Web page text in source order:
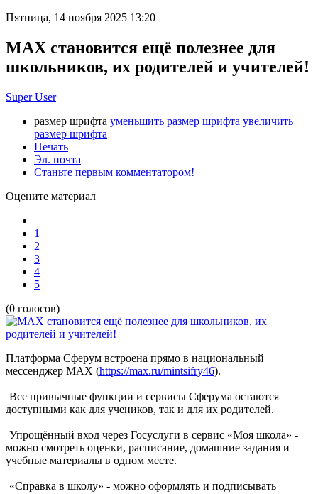
Пятница, 14 ноября 2025 13:20
MAX становится ещё полезнее для
школьников, их родителей и учителей!
Super User
размер шрифта уменьшить размер шрифта увеличить
размер шрифта
Печать
Эл. почта
Станьте первым комментатором!
Оцените материал
1
2
3
4
5
(0 голосов)
Платформа Сферум встроена прямо в национальный
мессенджер MAX (https://max.ru/mintsifry46).
Все привычные функции и сервисы Сферума остаются
доступными как для учеников, так и для их родителей.
Упрощённый вход через Госуслуги в сервис «Моя школа» -
можно смотреть оценки, расписание, домашние задания и
учебные материалы в одном месте.
«Справка в школу» - можно оформлять и подписывать